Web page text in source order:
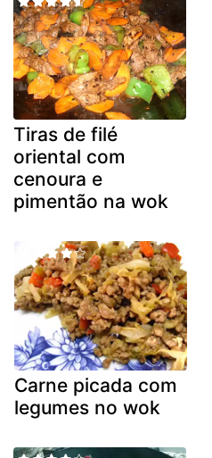
Tiras de filé
oriental com
cenoura e
pimentão na wok
Carne picada com
legumes no wok